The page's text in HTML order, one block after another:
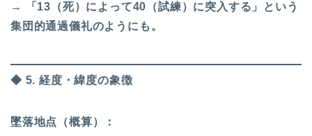
→ 「13（死）によって40（試練）に突入する」という
集団的通過儀礼のようにも。
◆ 5. 経度・緯度の象徴
墜落地点（概算）：